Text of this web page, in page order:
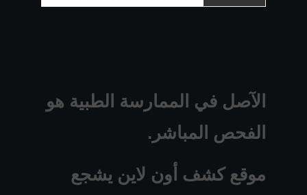
الآصل في الممارسة الطبية هو
الفحص المباشر.
موقع كشف أون لاين يشجع